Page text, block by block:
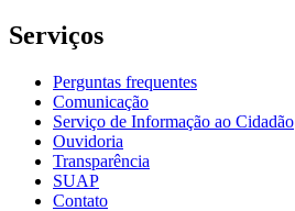
Serviços
Perguntas frequentes
Comunicação
Serviço de Informação ao Cidadão
Ouvidoria
Transparência
SUAP
Contato